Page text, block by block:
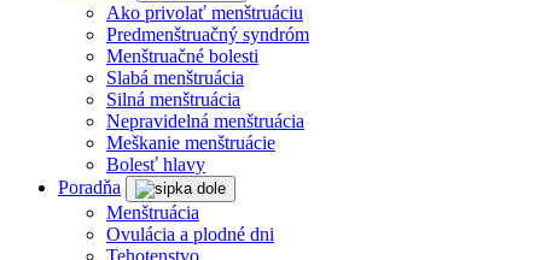
Ako privolať menštruáciu
Predmenštruačný syndróm
Menštruačné bolesti
Slabá menštruácia
Silná menštruácia
Nepravidelná menštruácia
Meškanie menštruácie
Bolesť hlavy
Poradňa
Menštruácia
Ovulácia a plodné dni
Tehotenstvo